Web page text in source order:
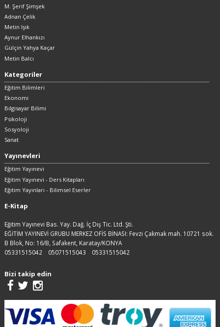
M. Şerif Şimşek
Adnan Çelik
Metin Işık
Aynur Elhankızı
Gülçin Yahya Kaçar
Metin Balcı
Kategoriler
Eğitim Bilimleri
Ekonomi
Bilgisayar Bilimi
Psikoloji
Sosyoloji
Sanat
Yayınevleri
Eğitim Yayınevi
Eğitim Yayınevi - Ders Kitapları
Eğitim Yayınları - Bilimsel Eserler
E-Kitap
Eğitim Yayınevi Bas. Yay. Dağ. İç Dış Tic. Ltd. Şti.
EĞİTİM YAYINEVİ GRUBU MERKEZ OFİS BİNASI: Fevzi Çakmak mah. 10721 sok.
B Blok, No: 16/B, Safakent, Karatay/KONYA
05331515042
05071515043 05331515042
Bizi takip edin